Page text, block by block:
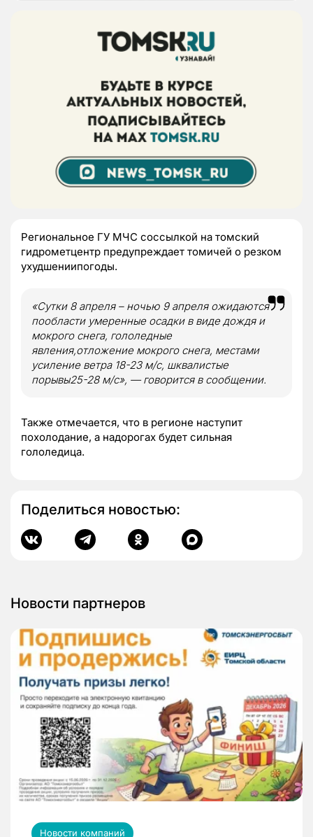
Региональное ГУ МЧС соссылкой на томский
гидрометцентр предупреждает томичей о резком
ухудшениипогоды.
«Сутки 8 апреля – ночью 9 апреля ожидаются
пообласти умеренные осадки в виде дождя и
мокрого снега, гололедные
явления,отложение мокрого снега, местами
усиление ветра 18-23 м/с, шквалистые
порывы25-28 м/с», — говорится в сообщении.
Также отмечается, что в регионе наступит
похолодание, а надорогах будет сильная
гололедица.
Поделиться новостью:
Новости партнеров
Новости компаний